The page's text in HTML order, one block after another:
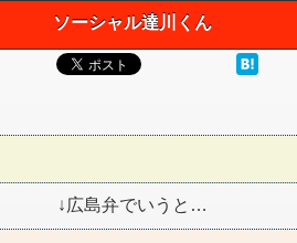
ソーシャル達川くん
↓広島弁でいうと…